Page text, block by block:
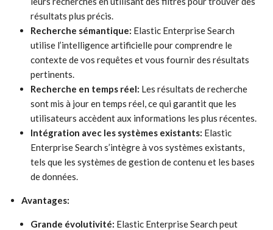
résultats plus précis.
Recherche sémantique: Elastic Enterprise Search
utilise l’intelligence artificielle pour comprendre le
contexte de vos requêtes et vous fournir des résultats
pertinents.
Recherche en temps réel: Les résultats de recherche
sont mis à jour en temps réel, ce qui garantit que les
utilisateurs accèdent aux informations les plus récentes.
Intégration avec les systèmes existants: Elastic
Enterprise Search s’intègre à vos systèmes existants,
tels que les systèmes de gestion de contenu et les bases
de données.
Avantages:
Grande évolutivité: Elastic Enterprise Search peut